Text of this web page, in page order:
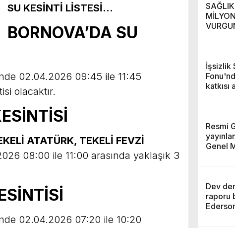
İşsizlik
katkısı
Resmi
Genel
Dev
raporu
SU KESİNTİ LİSTESİ…
BORNOVA’DA SU
02.04.2026 09:45 ile 11:45
olacaktır.
ATATÜRK, TEKELİ FEVZİ
08:00 ile 11:00 arasında yaklaşık 3
02.04.2026 07:20 ile 10:20